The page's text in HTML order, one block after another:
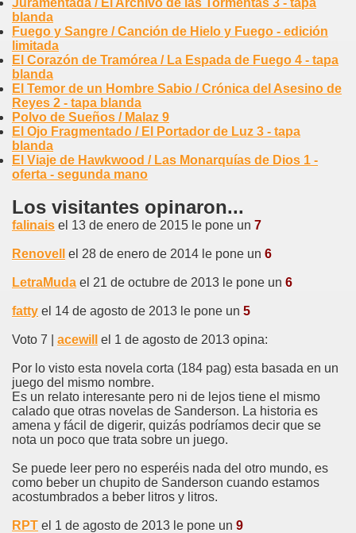
Juramentada / El Archivo de las Tormentas 3 - tapa
blanda
Fuego y Sangre / Canción de Hielo y Fuego - edición
limitada
El Corazón de Tramórea / La Espada de Fuego 4 - tapa
blanda
El Temor de un Hombre Sabio / Crónica del Asesino de
Reyes 2 - tapa blanda
Polvo de Sueños / Malaz 9
El Ojo Fragmentado / El Portador de Luz 3 - tapa
blanda
El Viaje de Hawkwood / Las Monarquías de Dios 1 -
oferta - segunda mano
Los visitantes opinaron...
falinais el 13 de enero de 2015 le pone un 7
Renovell el 28 de enero de 2014 le pone un 6
LetraMuda el 21 de octubre de 2013 le pone un 6
fatty el 14 de agosto de 2013 le pone un 5
Voto 7 | acewill el 1 de agosto de 2013 opina:
Por lo visto esta novela corta (184 pag) esta basada en un
juego del mismo nombre.
Es un relato interesante pero ni de lejos tiene el mismo
calado que otras novelas de Sanderson. La historia es
amena y fácil de digerir, quizás podríamos decir que se
nota un poco que trata sobre un juego.
Se puede leer pero no esperéis nada del otro mundo, es
como beber un chupito de Sanderson cuando estamos
acostumbrados a beber litros y litros.
RPT el 1 de agosto de 2013 le pone un 9